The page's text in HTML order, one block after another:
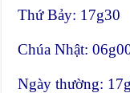
Thứ Bảy: 17g30
Chúa
Ngày thường: